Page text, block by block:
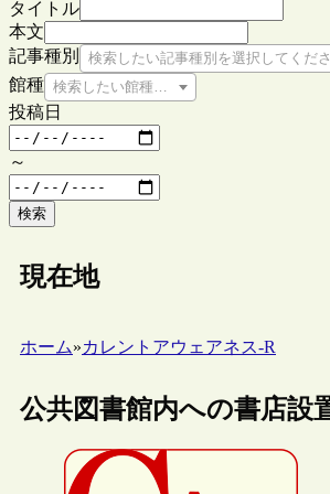
タイトル
本文
記事種別
検索したい記事種別を選択してくだ
館種 検索したい館種を選択してください
投稿日
～
検索
現在地
ホーム»カレントアウェアネス-R
公共図書館内への書店